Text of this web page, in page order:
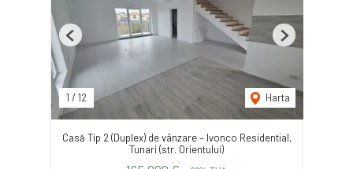
1 / 12 Harta
Previous Next
Casă Tip 2 (Duplex) de vânzare – Ivonco Residential,
Tunari (str. Orientului)